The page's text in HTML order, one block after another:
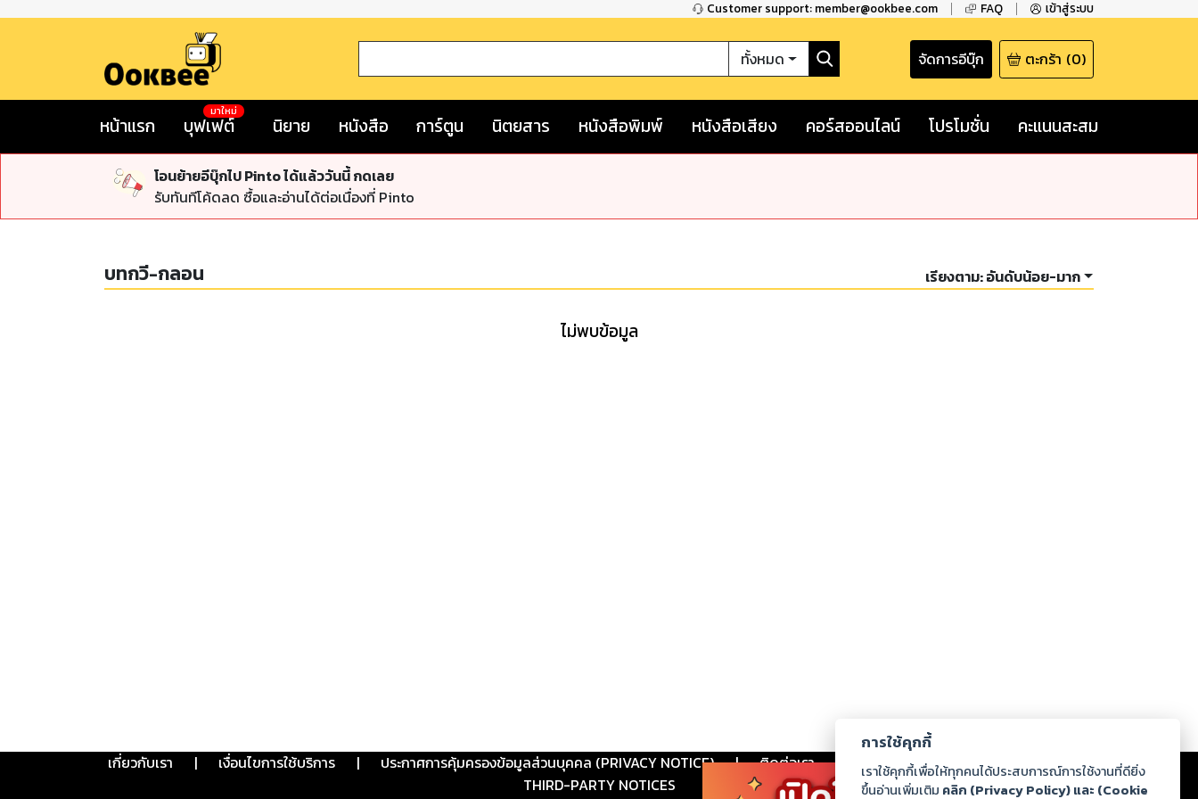
Customer support: member@ookbee.com FAQ เข้าสู่ระบบ
ทั้งหมด จัดการอีบุ๊ก ตะกร้า (0)
หน้าแรก บุฟเฟต์
มาใหม่
นิยาย หนังสือ การ์ตูน นิตยสาร หนังสือพิมพ์ หนังสือเสียง คอร์สออนไลน์ โปรโมชั่น คะแนนสะสม
โอนย้ายอีบุ๊กไป Pinto ได้แล้ววันนี้ กดเลย
รับทันทีโค้ดลด ซื้อและอ่านได้ต่อเนื่องที่ Pinto
บทกวี-กลอน เรียงตาม:อันดับน้อย-มาก
ไม่พบข้อมูล
เกี่ยวกับเรา | เงื่อนไขการใช้บริการ | ประกาศการคุ้มครองข้อมูลส่วนบุคคล (PRIVACY NOTICE) | ติดต่อเรา ร่วมงานกับเรา ดาวน์โหลด
THIRD-PARTY NOTICES
การใช้คุกกี้
เราใช้คุกกี้เพื่อให้ทุกคนได้ประสบการณ์การใช้งานที่ดียิ่ง
ขึ้นอ่านเพิ่มเติม คลิก (Privacy Policy) และ (Cookie